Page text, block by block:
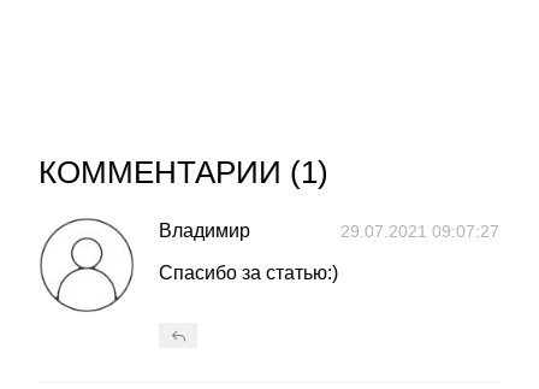
КОММЕНТАРИИ (1)
Владимир 29.07.2021 09:07:27
Спасибо за статью:)